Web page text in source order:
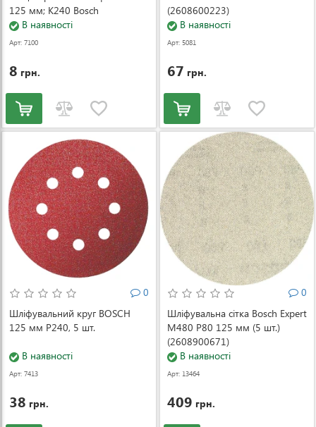
125 мм; К240 Bosch
(2608621746-1)
В наявності
Арт: 7100
8 грн.
(2608600223)
В наявності
Арт: 5081
67 грн.
0
Шліфувальний круг BOSCH
125 мм P240, 5 шт.
В наявності
Арт: 7413
38 грн.
0
Шліфувальна сітка Bosch Expert
M480 P80 125 мм (5 шт.)
(2608900671)
В наявності
Арт: 13464
409 грн.